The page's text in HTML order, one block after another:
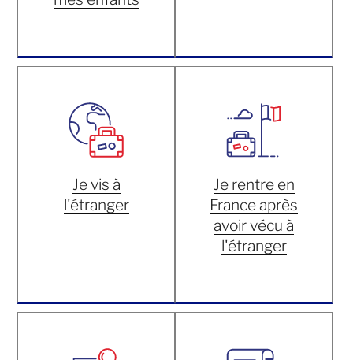
Je vis à
l'étranger
Je rentre en
France après
avoir vécu à
l'étranger